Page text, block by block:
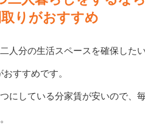
りがおすすめ
人分の生活スペースを確保した
すすめです。
にしている分家賃が安いので、